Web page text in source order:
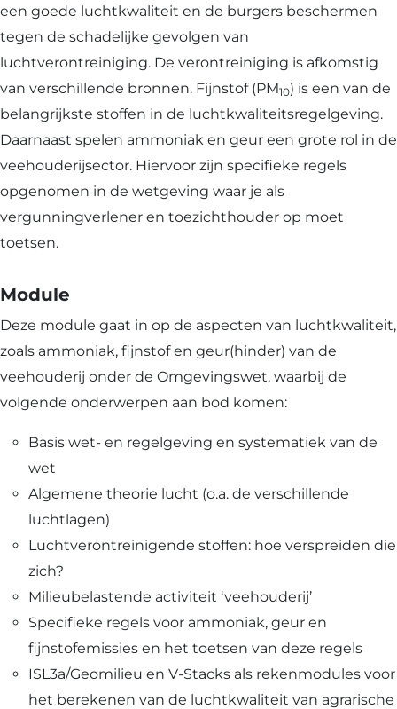
een goede luchtkwaliteit en de burgers beschermen
tegen de schadelijke gevolgen van
luchtverontreiniging. De verontreiniging is afkomstig
van verschillende bronnen. Fijnstof (PM10) is een van de
belangrijkste stoffen in de luchtkwaliteitsregelgeving.
Daarnaast spelen ammoniak en geur een grote rol in de
veehouderijsector. Hiervoor zijn specifieke regels
opgenomen in de wetgeving waar je als
vergunningverlener en toezichthouder op moet
toetsen.
Module
Deze module gaat in op de aspecten van luchtkwaliteit,
zoals ammoniak, fijnstof en geur(hinder) van de
veehouderij onder de Omgevingswet, waarbij de
volgende onderwerpen aan bod komen:
Basis wet- en regelgeving en systematiek van de
wet
Algemene theorie lucht (o.a. de verschillende
luchtlagen)
Luchtverontreinigende stoffen: hoe verspreiden die
zich?
Milieubelastende activiteit ‘veehouderij’
Specifieke regels voor ammoniak, geur en
fijnstofemissies en het toetsen van deze regels
ISL3a/Geomilieu en V-Stacks als rekenmodules voor
het berekenen van de luchtkwaliteit van agrarische